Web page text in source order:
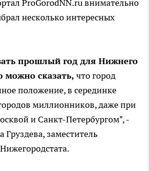
ProGorodNN.ru внимательно
несколько интересных
прошлый год для Нижнего
можно сказать, что город
положение, в серединке
миллионников, даже при
и Санкт-Петербургом", -
Груздева, заместитель